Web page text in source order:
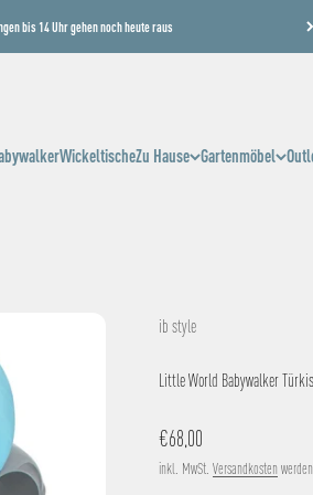
bis 14 Uhr gehen noch heute raus
WickeltischeZu Hause Gartenmöbel
ib style
Little World Babywalker
Angebot
€68,00
inkl. MwSt. Versandkosten